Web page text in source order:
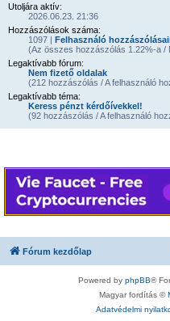
Utoljára aktív:
2026.06.23. 21:36
Hozzászólások száma:
1097 | Felhasználó
(Az összes hozzászólás 1.22%-a /
Legaktívabb fórum:
Nem fizető oldalak
(212 hozzászólás / A felhasználó
Legaktívabb téma:
Keress pénzt kérdőívekkel!
(92 hozzászólás / A felhasználó
Fórum kezdőlap
Powered by phpBB®
Magyar fordítás ©
Adatvédelmi